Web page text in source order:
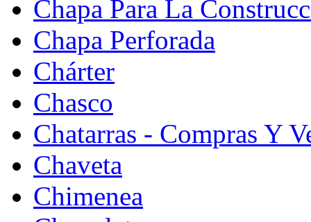
Chapa Para La
Chapa Perforada
Chárter
Chasco
Chatarras - Compras Y
Chaveta
Chimenea